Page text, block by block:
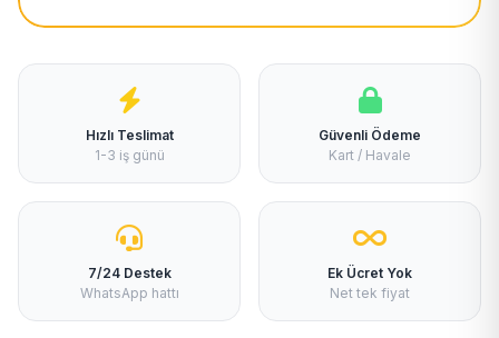
Hızlı Teslimat
1-3 iş günü
Güvenli Ödeme
Kart / Havale
7/24 Destek
WhatsApp hattı
Ek Ücret Yok
Net tek fiyat